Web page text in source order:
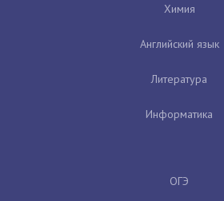
Химия
Английский язык
Литература
Информатика
ОГЭ